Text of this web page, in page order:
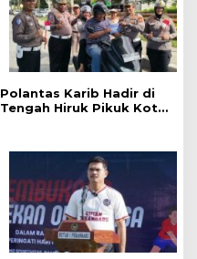
Polantas Karib Hadir di
Tengah Hiruk Pikuk Kota
Semangat Keselamatan,
Nasionalisme dan Green
Policing Jelang HUT KE-
81 RI